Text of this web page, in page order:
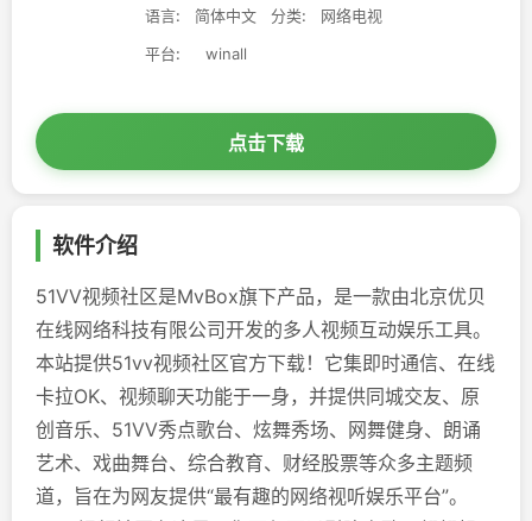
语言:
简体中文 分类:
网络电视
平台:
winall
点击下载
软件介绍
51VV视频社区是MvBox旗下产品，是一款由北京优贝
在线网络科技有限公司开发的多人视频互动娱乐工具。
本站提供51vv视频社区官方下载！它集即时通信、在线
卡拉OK、视频聊天功能于一身，并提供同城交友、原
创音乐、51VV秀点歌台、炫舞秀场、网舞健身、朗诵
艺术、戏曲舞台、综合教育、财经股票等众多主题频
道，旨在为网友提供“最有趣的网络视听娱乐平台”。